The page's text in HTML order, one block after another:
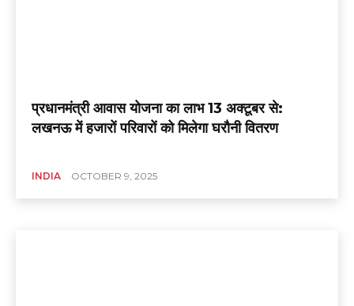
प्रधानमंत्री आवास योजना का लाभ 13 अक्टूबर से:
लखनऊ में हजारों परिवारों को मिलेगा घरौनी वितरण
INDIA OCTOBER 9, 2025